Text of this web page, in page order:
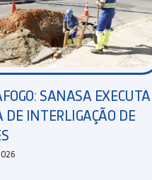
SANASA EXECUTA
DE INTERLIGAÇÃO DE